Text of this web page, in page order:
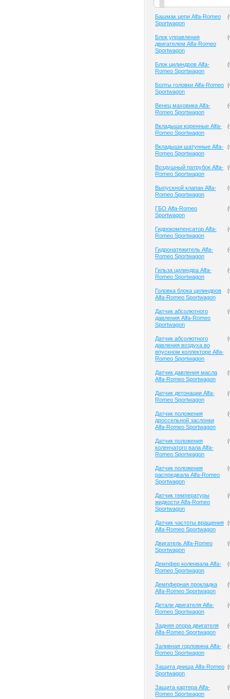
Башмак цепи Alfa-Romeo
Sportwagon
(
Блок управления
двигателем Alfa-Romeo
Sportwagon
(
Блок цилиндров Alfa-
Romeo Sportwagon
(
Болты головки Alfa-Romeo
Sportwagon
(
Венец маховика Alfa-
Romeo Sportwagon
(
Вкладыши коренные Alfa-
Romeo Sportwagon
(
Вкладыши шатунные Alfa-
Romeo Sportwagon
(
Воздушный патрубок Alfa-
Romeo Sportwagon
(
Выпускной клапан Alfa-
Romeo Sportwagon
(
ГБО Alfa-Romeo
Sportwagon
(
Гидрокомпенсатор Alfa-
Romeo Sportwagon
(
Гидронатяжитель Alfa-
Romeo Sportwagon
(
Гильза цилиндра Alfa-
Romeo Sportwagon
(
Головка блока цилиндров
Alfa-Romeo Sportwagon
(
Датчик абсолютного
давления Alfa-Romeo
Sportwagon
(
Датчик абсолютного
давления воздуха во
впускном коллекторе Alfa-
Romeo Sportwagon
(
Датчик давления масла
Alfa-Romeo Sportwagon
(
Датчик детонации Alfa-
Romeo Sportwagon
(
Датчик положения
дроссельной заслонки
Alfa-Romeo Sportwagon
(
Датчик положения
коленчатого вала Alfa-
Romeo Sportwagon
(
Датчик положения
распредвала Alfa-Romeo
Sportwagon
(
Датчик температуры
жидкости Alfa-Romeo
Sportwagon
(
Датчик частоты вращения
Alfa-Romeo Sportwagon
(
Двигатель Alfa-Romeo
Sportwagon
(
Демпфер коленвала Alfa-
Romeo Sportwagon
(
Демпферная прокладка
Alfa-Romeo Sportwagon
(
Детали двигателя Alfa-
Romeo Sportwagon
(
Задняя опора двигателя
Alfa-Romeo Sportwagon
(
Заливная горловина Alfa-
Romeo Sportwagon
(
Защита днища Alfa-Romeo
Sportwagon
(
Защита картера Alfa-
Romeo Sportwagon
(